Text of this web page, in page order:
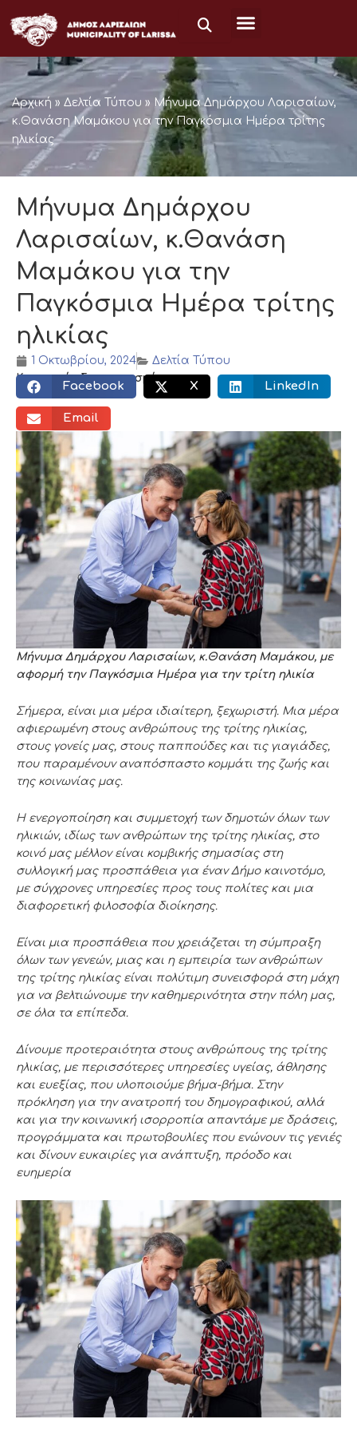
στο
περιεχόμενο
Αρχική » Δελτία Τύπου » Μήνυμα Δημάρχου Λαρισαίων,
κ.Θανάση Μαμάκου για την Παγκόσμια Ημέρα τρίτης
ηλικίας
Μήνυμα Δημάρχου
Λαρισαίων, κ.Θανάση
Μαμάκου για την
Παγκόσμια Ημέρα τρίτης
ηλικίας
1 Οκτωβρίου, 2024
Δελτία Τύπου
Κοινωνικός διαμοιρασμός:
Facebook X LinkedIn
Email
Μήνυμα Δημάρχου Λαρισαίων, κ.Θανάση Μαμάκου, με
αφορμή την Παγκόσμια Ημέρα για την τρίτη ηλικία
Σήμερα, είναι μια μέρα ιδιαίτερη, ξεχωριστή. Μια μέρα
αφιερωμένη στους ανθρώπους της τρίτης ηλικίας,
στους γονείς μας, στους παππούδες και τις γιαγιάδες,
που παραμένουν αναπόσπαστο κομμάτι της ζωής και
της κοινωνίας μας.
Η ενεργοποίηση και συμμετοχή των δημοτών όλων των
ηλικιών, ιδίως των ανθρώπων της τρίτης ηλικίας, στο
κοινό μας μέλλον είναι κομβικής σημασίας στη
συλλογική μας προσπάθεια για έναν Δήμο καινοτόμο,
με σύγχρονες υπηρεσίες προς τους πολίτες και μια
διαφορετική φιλοσοφία διοίκησης.
Είναι μια προσπάθεια που χρειάζεται τη σύμπραξη
όλων των γενεών, μιας και η εμπειρία των ανθρώπων
της τρίτης ηλικίας είναι πολύτιμη συνεισφορά στη μάχη
για να βελτιώνουμε την καθημερινότητα στην πόλη μας,
σε όλα τα επίπεδα.
Δίνουμε προτεραιότητα στους ανθρώπους της τρίτης
ηλικίας, με περισσότερες υπηρεσίες υγείας, άθλησης
και ευεξίας, που υλοποιούμε βήμα-βήμα. Στην
πρόκληση για την ανατροπή του δημογραφικού, αλλά
και για την κοινωνική ισορροπία απαντάμε με δράσεις,
προγράμματα και πρωτοβουλίες που ενώνουν τις γενιές
και δίνουν ευκαιρίες για ανάπτυξη, πρόοδο και
ευημερία